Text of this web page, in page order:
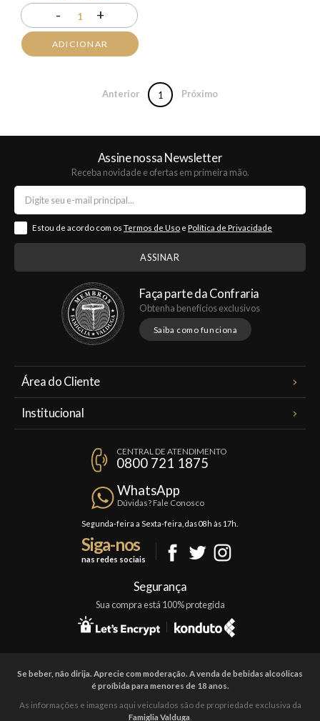
- 1 +
ADICIONAR
Anterior 1 Próximo
Assine nossa Newsletter
Receba novidade e ofertas em primeira mão.
Estou de acordo com os Termos de Uso e Política de Privacidade
Faça parte da Confraria
Obtenha benefícios exclusivos
Saiba como funciona
Área do Cliente
Institucional
Política de Privacidade
Trocas e Devoluções
Formas de Pagamento
CENTRAL DE ATENDIMENTO
0800 721 1875
WhatsApp
Dúvidas? Fale Conosco
Segunda-feira a Sexta-feira, das 08h às 17h.
Siga-nos
nas redes sociais
Segurança
Sua compra está 100% protegida
Se beber, não dirija. Aprecie com moderação. A venda de bebidas alcoólicas
é proíbida para menores de 18 anos.
As informações e imagens aqui veiculados são de propriedade exclusiva da
Famiglia Valduga